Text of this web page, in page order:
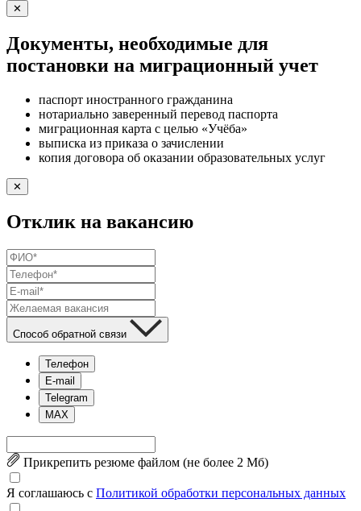
✕
Документы, необходимые для
постановки на миграционный учет
паспорт иностранного гражданина
нотариально заверенный перевод паспорта
миграционная карта с целью «Учёба»
выписка из приказа о зачислении
копия договора об оказании образовательных услуг
✕
Отклик на вакансию
Способ обратной связи
Телефон
E-mail
Telegram
MAX
Прикрепить резюме файлом (не более 2 Mб)
Я соглашаюсь с Политикой обработки персональных данных